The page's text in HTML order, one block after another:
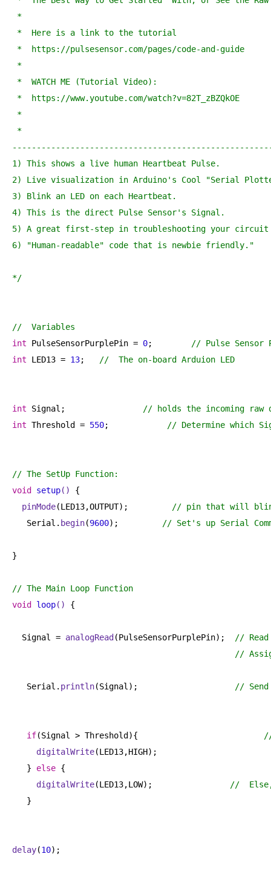
*
*  Here is a link to the tutorial
*  https://pulsesensor.com/pages/code-and-guide
*
*  WATCH ME (Tutorial Video):
*  https://www.youtube.com/watch?v=82T_zBZQkOE
*
*
1) This shows a live human Heartbeat Pulse.
2) Live visualization in Arduino's Cool "Serial
3) Blink an LED on each Heartbeat.
4) This is the direct Pulse Sensor's Signal.
5) A great first-step in troubleshooting your circuit
6) "Human-readable" code that is newbie friendly."
*/
//  Variables
int PulseSensorPurplePin = 0;
// Pulse Sensor
int LED13 = 13; //  The on-board Arduion LED
int Signal;
// holds the incoming raw
int Threshold = 550; // Determine which
// The SetUp Function:
void
setup()
{
pinMode(LED13,OUTPUT);
// pin that will
   Serial.
begin(9600); // Set's up Serial
}
// The Main Loop Function
void
loop() {
  Signal =
analogRead (PulseSensorPurplePin);
//
//
   Serial.
println(Signal); //
if(Signal > Threshold){
digitalWrite(LED13,HIGH);
   }
else {
digitalWrite(LED13,LOW);
//
   }
delay(10);